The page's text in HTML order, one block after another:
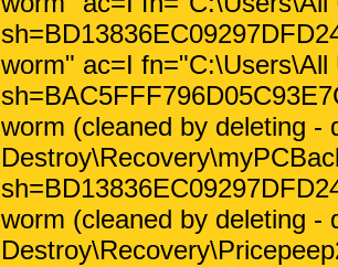
worm" ac=I
worm (cleaned by deleting -
worm (cleaned by deleting -